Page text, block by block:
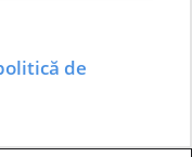
de